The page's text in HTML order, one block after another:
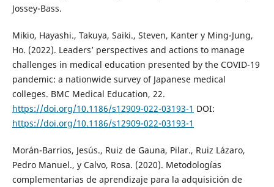
Jossey-Bass.
Mikio, Hayashi., Takuya, Saiki., Steven, Kanter y Ming-Jung,
Ho. (2022). Leaders’ perspectives and actions to manage
challenges in medical education presented by the COVID-19
pandemic: a nationwide survey of Japanese medical
colleges. BMC Medical Education, 22.
https://doi.org/10.1186/s12909-022-03193-1 DOI:
https://doi.org/10.1186/s12909-022-03193-1
Morán-Barrios, Jesús., Ruiz de Gauna, Pilar., Ruiz Lázaro,
Pedro Manuel., y Calvo, Rosa. (2020). Metodologías
complementarias de aprendizaje para la adquisición de